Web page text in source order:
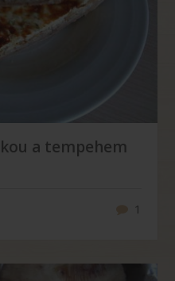
a tempehem
1